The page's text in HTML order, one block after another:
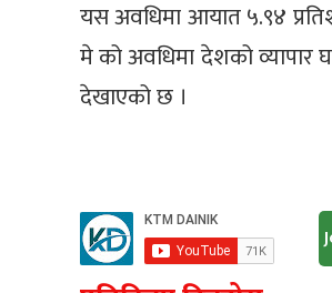
यस अवधिमा आयात ५.९४
मे को अवधिमा देशको व्यापार
देखाएको छ ।